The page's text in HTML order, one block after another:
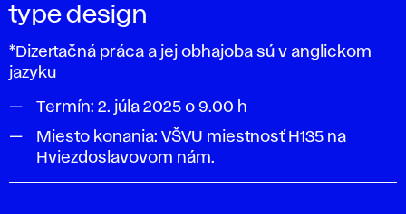
type design
*Dizertačná práca a jej obhajoba sú v anglickom
jazyku
Termín: 2. júla 2025 o 9.00 h
Miesto konania: VŠVU miestnosť H135 na
Hviezdoslavovom nám.